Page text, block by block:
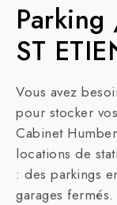
ST
Vous avez
pour stocker
Cabinet
locations de
: des parkings
garages